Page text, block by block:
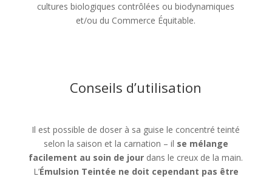
cultures biologiques contrôlées ou biodynamiques
et/ou du Commerce Équitable.
Conseils d’utilisation
Il est possible de doser à sa guise le concentré teinté
selon la saison et la carnation – il se mélange
facilement au soin de jour dans le creux de la main.
L’Émulsion Teintée ne doit cependant pas être